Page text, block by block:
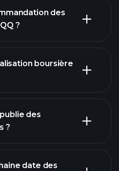
de ABQQ
des
?
boursière
des
?
finances de
date des